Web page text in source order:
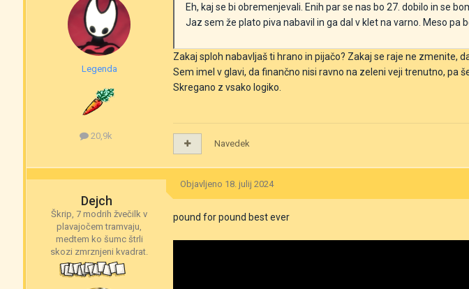
Legenda
20,9k
Eh, kaj se bi obremenjevali. Enih par se nas bo 27. dobilo in se
Jaz sem že plato piva nabavil in ga dal v klet na varno. Meso pa
Zakaj sploh nabavljaš ti hrano in pijačo? Zakaj se raje ne zmenite,
Sem imel v glavi, da finančno nisi ravno na zeleni veji trenutno, pa
Skregano z vsako logiko.
Navedek
Dejch
Škrip, 7 modrih žvečilk v
plavajočem tramvaju,
medtem ko šumc štrli
skozi zmrznjeni kvadrat.
Objavljeno 18. julij 2024
pound for pound best ever